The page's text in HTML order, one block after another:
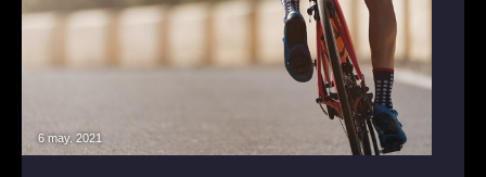
6 may. 2021